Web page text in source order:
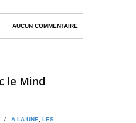
AUCUN COMMENTAIRE
le Mind
/ A LA UNE
LES